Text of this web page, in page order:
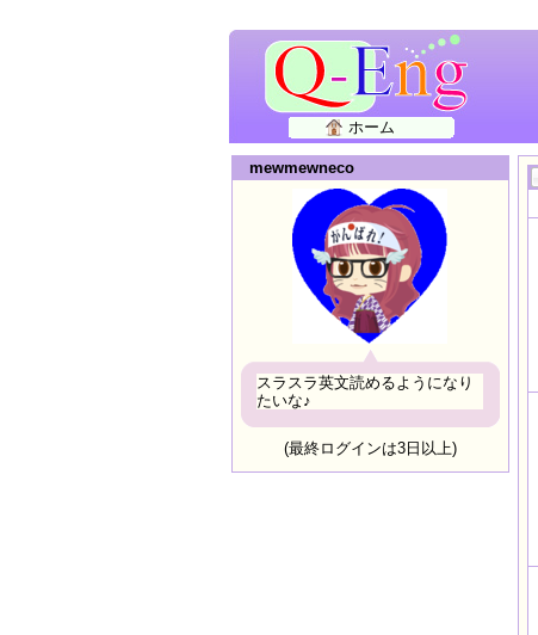
ホーム
mewmewneco
スラスラ英文読めるようになり
たいな♪
(最終ログインは3日以上)